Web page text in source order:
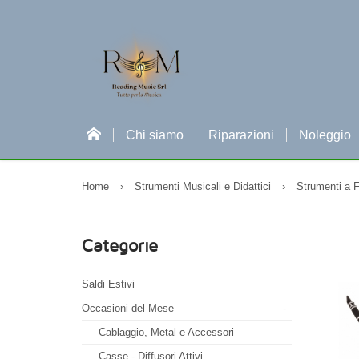
Chi siamo Riparazioni Noleggio
Home › Strumenti Musicali e Didattici › Strumenti a
Categorie
Saldi Estivi
-
Occasioni del Mese
Cablaggio, Metal e Accessori
Casse - Diffusori Attivi